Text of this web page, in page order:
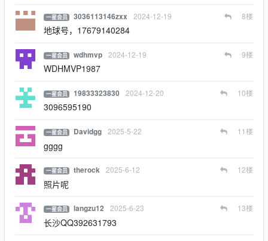
一星会员 3036113146zxx 2024-12-19 8楼
地球号，17679140284
一星会员 wdhmvp 2024-12-19 9楼
WDHMVP1987
一星会员 19833323830 2024-12-20 10楼
3096595190
一星会员 Davidgg 2025-5-22 11楼
gggg
一星会员 therock 2025-6-12 12楼
照片呢
一星会员 langzu12 2025-6-23 13楼
长沙QQ392631793